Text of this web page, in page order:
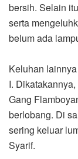
bersih. Selain
serta
belum ada
Keluhan
I. Dikatakannya,
Gang
berlobang. Di
sering keluar
Syarif.